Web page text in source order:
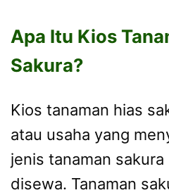
Apa Itu Kios
Sakura?
Kios tanaman hias
atau usaha yang
jenis tanaman
disewa. Tanaman